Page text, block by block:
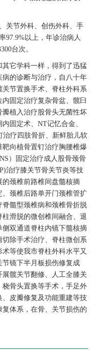
关节外科、创伤外科、手
97.9%以上，年诊治病人
台次。
它学科一样，得到了迅猛
的诊断与治疗，自八十年
节置换手术、脊柱外科系
固定治疗复杂骨盆、髋臼
植入治疗股骨头无菌性坏
固定术、NT记忆合金、
治疗四肢骨折、新鲜胎儿软
向植骨置钉治疗胸腰椎爆
）固定治疗成人股骨颈骨
治疗膝关节骨关节炎等技
颈椎前路椎间盘髓核摘
颈椎后路单开门颈椎管扩
髓型颈椎病和颈椎骨折脱
滑脱的微创椎间融合、退
双通道脊柱内镜下髓核摘
除手术治疗、脊柱微创系
等使我市脊柱外科水平又
镜下半月板损伤修复成
髋关节翻修、人工全膝关
骨头置换等手术，手足外
皮瓣修复及功能重建等技
体系，在骨、关节损伤的